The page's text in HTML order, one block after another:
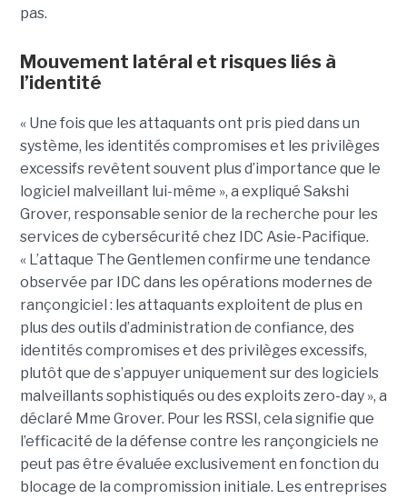
pas.
Mouvement latéral et risques liés à
l’identité
« Une fois que les attaquants ont pris pied dans un
système, les identités compromises et les privilèges
excessifs revêtent souvent plus d’importance que le
logiciel malveillant lui-même », a expliqué Sakshi
Grover, responsable senior de la recherche pour les
services de cybersécurité chez IDC Asie-Pacifique.
« L’attaque The Gentlemen confirme une tendance
observée par IDC dans les opérations modernes de
rançongiciel : les attaquants exploitent de plus en
plus des outils d’administration de confiance, des
identités compromises et des privilèges excessifs,
plutôt que de s’appuyer uniquement sur des logiciels
malveillants sophistiqués ou des exploits zero-day », a
déclaré Mme Grover. Pour les RSSI, cela signifie que
l’efficacité de la défense contre les rançongiciels ne
peut pas être évaluée exclusivement en fonction du
blocage de la compromission initiale. Les entreprises